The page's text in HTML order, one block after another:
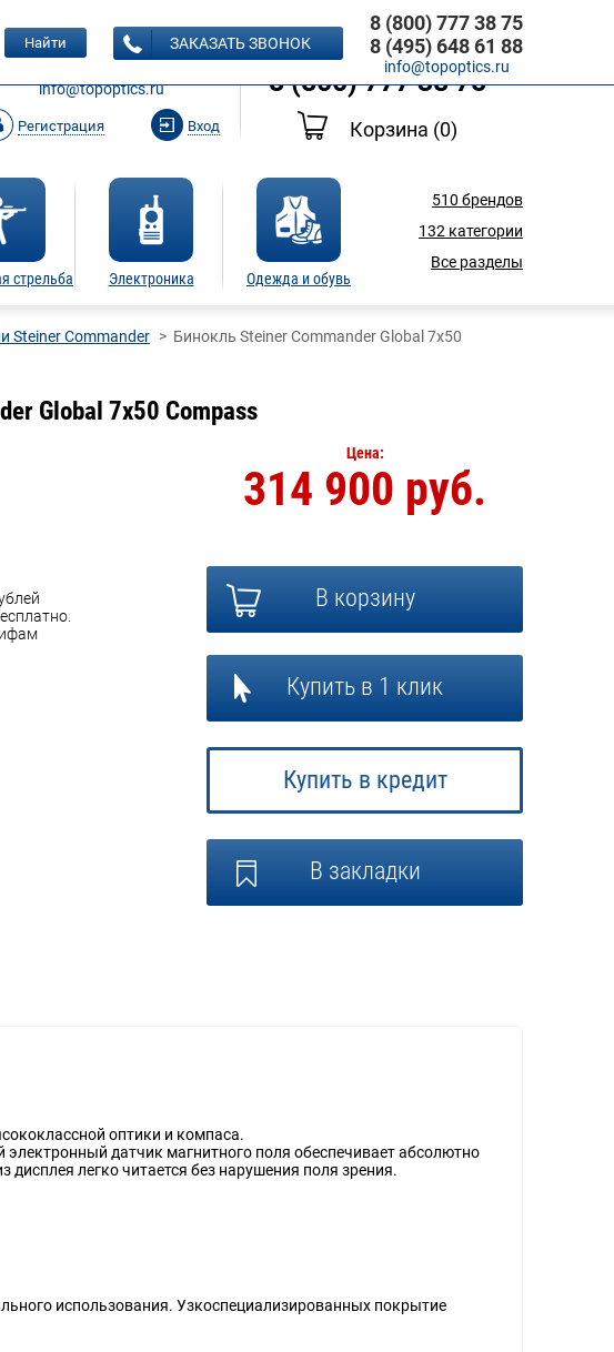
ЗАКАЗАТЬ ЗВОНОК
info@topoptics.ru
Регистрация Вход
8 (495) 648 61 88
8 (800) 777 38 75
Корзина (0)
стрельба Электроника Одежда и обувь
510 брендов
132 категории
Все разделы
Найти ЗАКАЗАТЬ ЗВОНОК
8 (800) 777 38 75
8 (495) 648 61 88
info@topoptics.ru
Steiner Commander
Бинокль Steiner Commander Global 7x50
Global 7x50 Compass
Цена:
314 900 руб.
В корзину
Купить в 1 клик
Купить в кредит
В закладки
оптики и компаса.
датчик магнитного поля обеспечивает абсолютно
легко читается без нарушения поля зрения.
использования. Узкоспециализированных покрытие